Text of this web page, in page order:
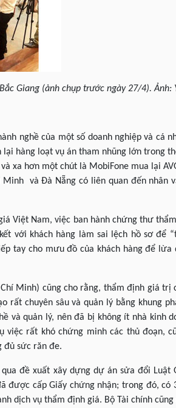
Giang (ảnh chụp trước ngày 27/4). Ảnh:
nghề của một số doanh nghiệp và cá
hàng loạt vụ án tham nhũng lớn trong
xa hơn một chút là MobiFone mua lại
và Đà Nẵng có liên quan đến nhân
Việt Nam, việc ban hành chứng thư
với khách hàng làm sai lệch hồ sơ để
tay cho mưu đồ của khách hàng để
Minh) cũng cho rằng, thẩm định giá trị
rất chuyên sâu và quản lý bằng khung
và quản lý, nên đã bị không ít nhà kinh
việc rất khó chứng minh các thủ đoạn,
đủ sức răn đe.
đề xuất xây dựng dự án sửa đổi Luật
được cấp Giấy chứng nhận; trong đó, có
dịch vụ thẩm định giá. Bộ Tài chính